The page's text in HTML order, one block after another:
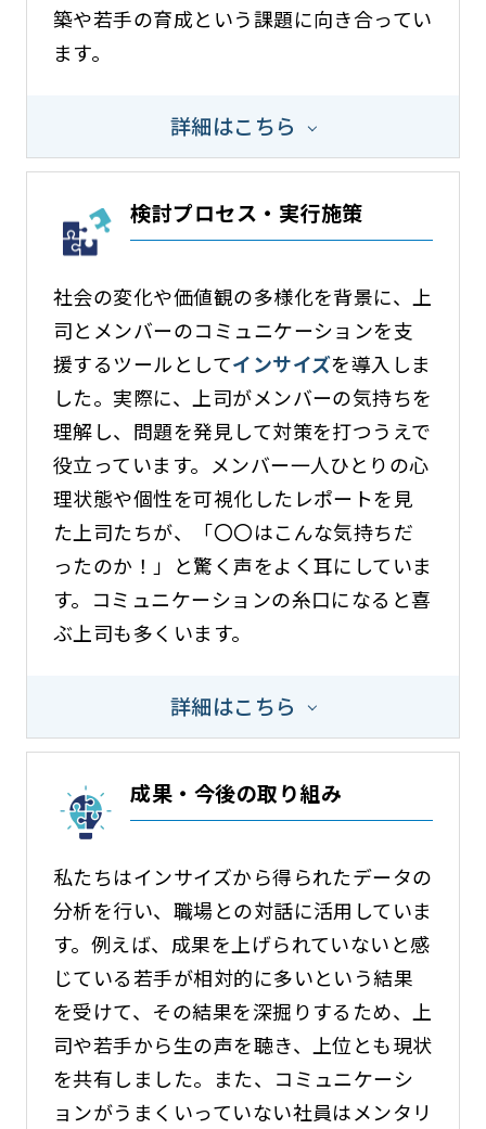
築や若手の育成という課題に向き合ってい
ます。
詳細はこちら
検討プロセス・実行施策
社会の変化や価値観の多様化を背景に、上
司とメンバーのコミュニケーションを支
援するツールとしてインサイズを導入しま
した。実際に、上司がメンバーの気持ちを
理解し、問題を発見して対策を打つうえで
役立っています。メンバー一人ひとりの心
理状態や個性を可視化したレポートを見
た上司たちが、「〇〇はこんな気持ちだ
ったのか！」と驚く声をよく耳にしていま
す。コミュニケーションの糸口になると喜
ぶ上司も多くいます。
詳細はこちら
成果・今後の取り組み
私たちはインサイズから得られたデータの
分析を行い、職場との対話に活用していま
す。例えば、成果を上げられていないと感
じている若手が相対的に多いという結果
を受けて、その結果を深掘りするため、上
司や若手から生の声を聴き、上位とも現状
を共有しました。また、コミュニケーシ
ョンがうまくいっていない社員はメンタリ